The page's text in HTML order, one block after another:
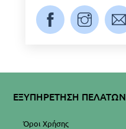
ΕΞΥΠΗΡΕΤΗΣΗ ΠΕΛΑΤΩΝ
Όροι Χρήσης